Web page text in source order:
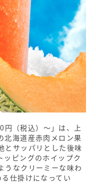
円（税込）〜」は、上
北海道産赤肉メロン果
とサッパリとした後味
ッピングのホイップク
うなクリーミーな味わ
仕掛けになってい